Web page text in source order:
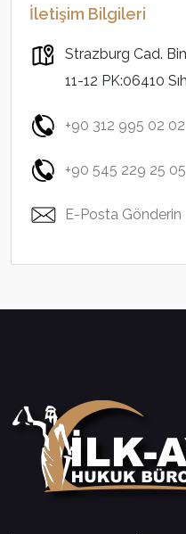
İletişim Bilgileri
Strazburg Cad.
11-12 PK:06410
+90 312 995 02 02
+90 545 229 25 05
E-Posta Gönderin